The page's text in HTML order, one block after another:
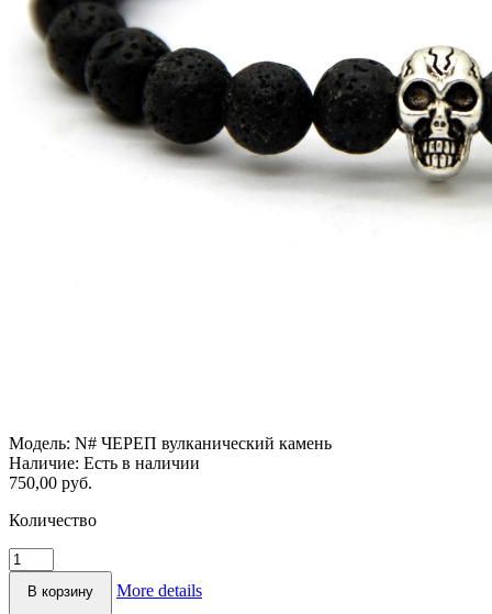
Модель: N# ЧЕРЕП вулканический камень
Наличие: Есть в наличии
750,00 руб.
Количество
More details